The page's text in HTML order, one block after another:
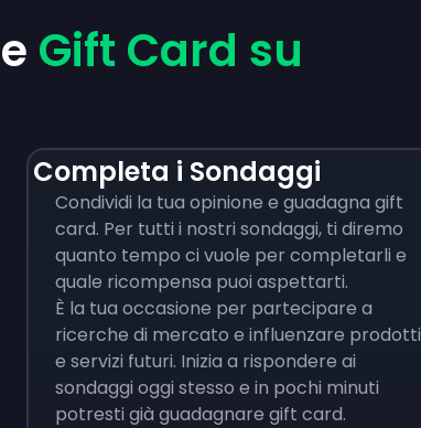
Gift Card su
Completa i Sondaggi
Condividi la tua opinione e guadagna gift
card. Per tutti i nostri sondaggi, ti diremo
quanto tempo ci vuole per completarli e
quale ricompensa puoi aspettarti.
È la tua occasione per partecipare a
ricerche di mercato e influenzare prodotti
e servizi futuri. Inizia a rispondere ai
sondaggi oggi stesso e in pochi minuti
potresti già guadagnare gift card.